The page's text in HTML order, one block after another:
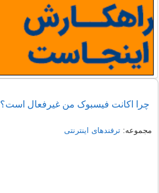
چرا اکانت فیسبوک من غیرفعال است؟ 6 علت احتمالی
مجموعه:ترفندهای اینترنتی